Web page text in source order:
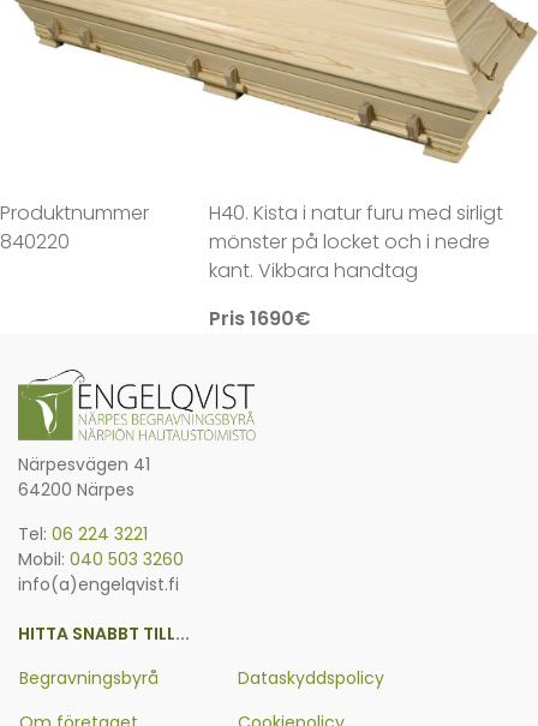
Produktnummer
840220
H40. Kista i natur furu med sirligt
mönster på locket och i nedre
kant. Vikbara handtag
Pris 1690€
Närpesvägen 41
64200 Närpes
Tel: 06 224 3221
Mobil: 040 503 3260
info(a)engelqvist.fi
HITTA SNABBT TILL...
Begravningsbyrå
Dataskyddspolicy